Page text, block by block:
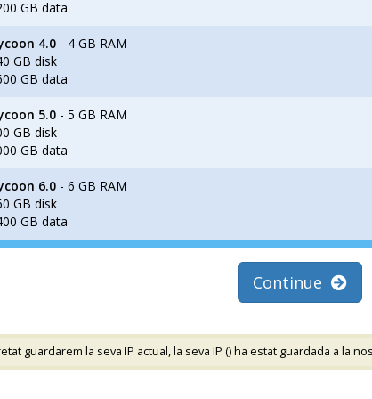
GB data
4.0 - 4 GB RAM
GB disk
GB data
5.0 - 5 GB RAM
GB disk
GB data
6.0 - 6 GB RAM
GB disk
GB data
Continue
guardarem la seva IP actual, la seva IP () ha estat guardada a la